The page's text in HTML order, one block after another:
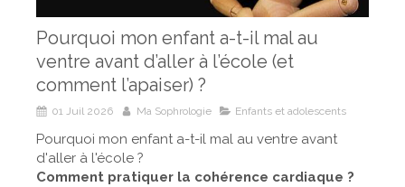
Pourquoi mon enfant a-t-il mal au
ventre avant d’aller à l’école (et
comment l’apaiser) ?
01 Juil 2026 Ma Sophrologie Enfants et adolescents
Pourquoi mon enfant a-t-il mal au ventre avant
d'aller à l'école ?
Comment pratiquer la cohérence cardiaque ?